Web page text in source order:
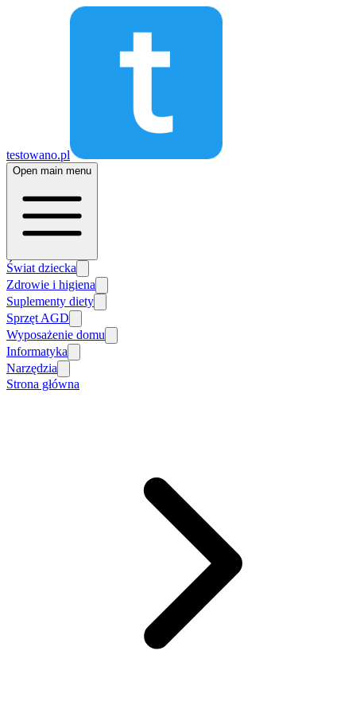
testowano.pl
Open main menu
Świat dziecka
Zdrowie i higiena
Suplementy diety
Sprzęt AGD
Wyposażenie domu
Informatyka
Narzędzia
Strona główna